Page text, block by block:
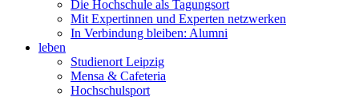
Die Hochschule als Tagungsort
Mit Expertinnen und Experten netzwerken
In Verbindung bleiben: Alumni
leben
Studienort Leipzig
Mensa & Cafeteria
Hochschulsport